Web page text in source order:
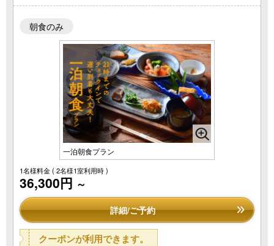
朝食のみ
一泊朝食プラン
1名様料金( 2名様1室利用時 )
36,300円 ～
詳細/ご予約
クーポンが利用できます。